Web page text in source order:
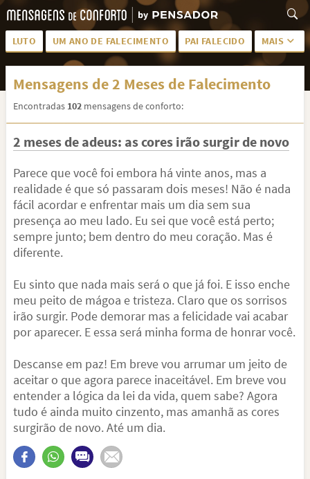
LUTO UM ANO DE FALECIMENTO PAI FALECIDO MAIS
LUTO PARA AMIGA PALAVRAS
SAUDADES DA MÃE
MEUS SENTIMENTOS PÊSAMES PARA AMIGO
FRASES DE LUTO PARA AMIGO
TODAS AS CATEGORIAS
Mensagens de 2 Meses de Falecimento
Encontradas 102 mensagens de conforto:
2 meses de adeus: as cores irão surgir de novo
Parece que você foi embora há vinte anos, mas a
realidade é que só passaram dois meses! Não é nada
fácil acordar e enfrentar mais um dia sem sua
presença ao meu lado. Eu sei que você está perto;
sempre junto; bem dentro do meu coração. Mas é
diferente.
Eu sinto que nada mais será o que já foi. E isso enche
meu peito de mágoa e tristeza. Claro que os sorrisos
irão surgir. Pode demorar mas a felicidade vai acabar
por aparecer. E essa será minha forma de honrar você.
Descanse em paz! Em breve vou arrumar um jeito de
aceitar o que agora parece inaceitável. Em breve vou
entender a lógica da lei da vida, quem sabe? Agora
tudo é ainda muito cinzento, mas amanhã as cores
surgirão de novo. Até um dia.